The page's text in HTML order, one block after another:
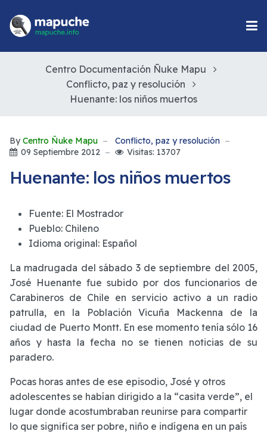
Centro Documentación Ñuke Mapu
Conflicto, paz y resolución
Huenante: los niños muertos
By Centro Ñuke Mapu
Conflicto, paz y resolución
09 Septiembre 2012
Visitas: 13707
Huenante: los niños muertos
Fuente: El Mostrador
Pueblo: Chileno
Idioma original: Español
La madrugada del sábado 3 de septiembre del 2005,
José Huenante fue subido por dos funcionarios de
Carabineros de Chile en servicio activo a un radio
patrulla, en la Población Vicuña Mackenna de la
ciudad de Puerto Montt. En ese momento tenía sólo 16
años y hasta la fecha no se tienen noticias de su
paradero.
Pocas horas antes de ese episodio, José y otros
adolescentes se habían dirigido a la “casita verde”, el
lugar donde acostumbraban reunirse para compartir
lo que significa ser pobre, niño e indígena en un país